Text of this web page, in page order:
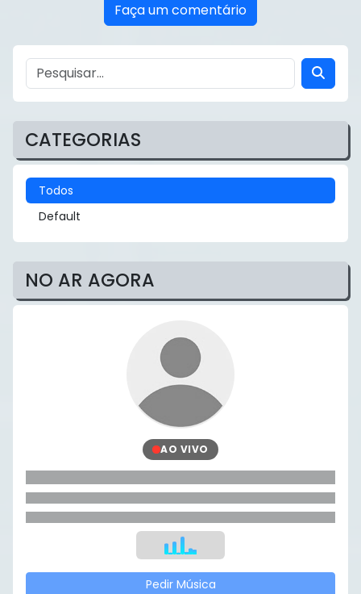
Faça um comentário
CATEGORIAS
Todos
Default
NO AR AGORA
AO VIVO
Pedir Música